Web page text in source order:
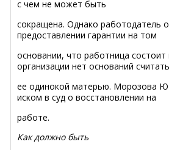
с чем не может быть
сокращена. Однако работодатель
предоставлении гарантии на том
основании, что работница состоит
организации нет оснований считать
ее одинокой матерью. Морозова
иском в суд о восстановлении на
работе.
Как должно быть